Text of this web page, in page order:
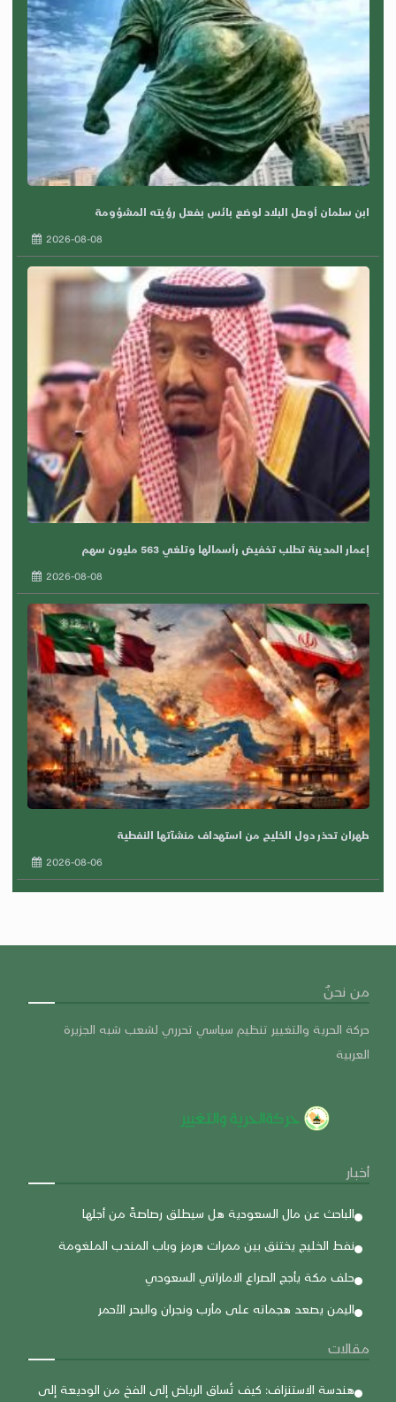
ابن سلمان أوصل البلاد لوضع بائس بفعل رؤيته المشؤومة
2026-08-08
إعمار المدينة تطلب تخفيض رأسمالها وتلغي 563 مليون سهم
2026-08-08
طهران تحذر دول الخليج من استهداف منشآتها النفطية
2026-08-06
من نحنٌ
حركة الحرية والتغيير تنظيم سياسي تحرري لشعب شبه الجزيرة
العربية
أخبار
الباحث عن مال السعودية هل سيطلق رصاصةً من أجلها
نفط الخليج يختنق بين ممرات هرمز وباب المندب الملغومة
حلف مكة يأجج الصراع الاماراتي السعودي
اليمن يصعد هجماته على مأرب ونجران والبحر الأحمر
مقالات
هندسة الاستنزاف: كيف تُساق الرياض إلى الفخ من الوديعة إلى